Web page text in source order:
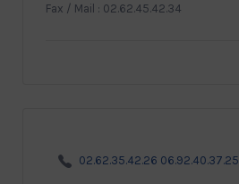
Fax / Mail : 02.62.45.42.34
02.62.35.42.26 06.92.40.37.25